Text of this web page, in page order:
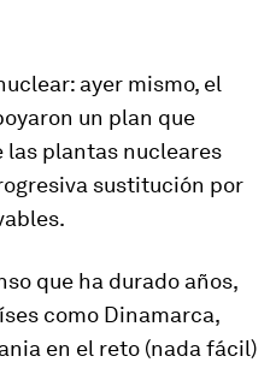
ayer mismo, el
un plan que
plantas nucleares
sustitución por
que ha durado años,
como Dinamarca,
en el reto (nada fácil)